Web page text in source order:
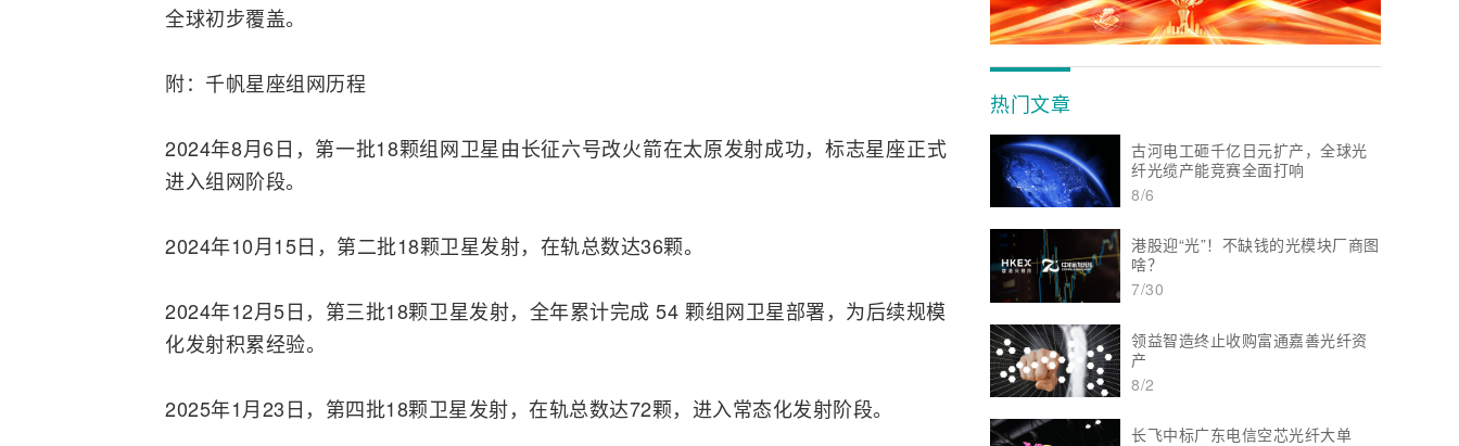
全球初步覆盖。
附：千帆星座组网历程
2024年8月6日，第一批18颗组网卫星由长征六号改火箭在太原发射成功，标志星座正式
进入组网阶段。
2024年10月15日，第二批18颗卫星发射，在轨总数达36颗。
2024年12月5日，第三批18颗卫星发射，全年累计完成 54 颗组网卫星部署，为后续规模
化发射积累经验。
2025年1月23日，第四批18颗卫星发射，在轨总数达72颗，进入常态化发射阶段。
热门文章
古河电工砸千亿日元扩产，全球光
纤光缆产能竞赛全面打响
8/6
港股迎“光”！不缺钱的光模块厂商图
啥？
7/30
领益智造终止收购富通嘉善光纤资
产
8/2
长飞中标广东电信空芯光纤大单